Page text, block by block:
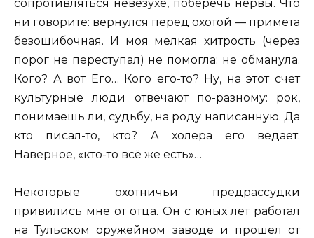
сопротивляться невезухе, поберечь нервы. Что
ни говорите: вернулся перед охотой — примета
безошибочная. И моя мелкая хитрость (через
порог не переступал) не помогла: не обманула.
Кого? А вот Его… Кого его-то? Ну, на этот счет
культурные люди отвечают по-разному: рок,
понимаешь ли, судьбу, на роду написанную. Да
кто писал-то, кто? А холера его ведает.
Наверное, «кто-то всё же есть»…
Некоторые охотничьи предрассудки
привились мне от отца. Он с юных лет работал
на Тульском оружейном заводе и прошел от